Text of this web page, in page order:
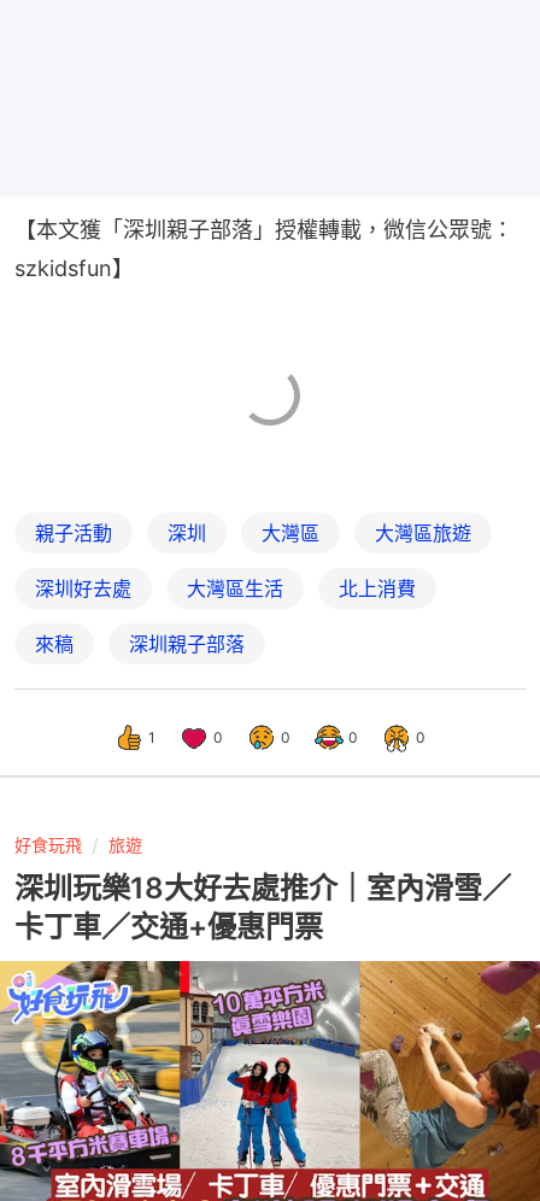
【本文獲「深圳親子部落」授權轉載，微信公眾號：
szkidsfun】
親子活動 深圳 大灣區 大灣區旅遊
深圳好去處 大灣區生活 北上消費
來稿 深圳親子部落
1 0 0 0 0
好食玩飛 旅遊
深圳玩樂18大好去處推介｜室內滑雪／
卡丁車／交通+優惠門票